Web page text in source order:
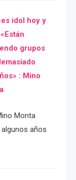
idol hoy y
grupos
: Mino
Monta
años